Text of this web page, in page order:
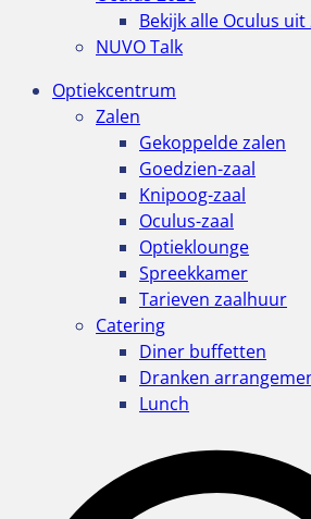
Bekijk alle Oculus uit
NUVO Talk
Optiekcentrum
Zalen
Gekoppelde zalen
Goedzien-zaal
Knipoog-zaal
Oculus-zaal
Optieklounge
Spreekkamer
Tarieven zaalhuur
Catering
Diner buffetten
Dranken
Lunch